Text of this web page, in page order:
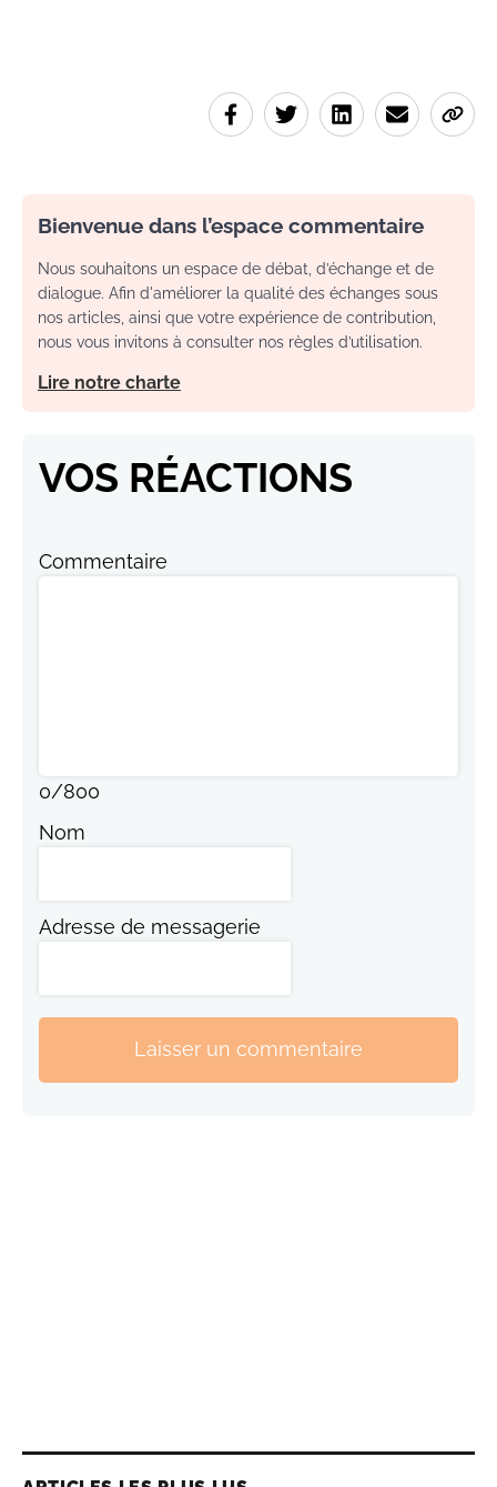
Bienvenue dans l’espace commentaire
Nous souhaitons un espace de débat, d’échange et de
dialogue. Afin d'améliorer la qualité des échanges sous
nos articles, ainsi que votre expérience de contribution,
nous vous invitons à consulter nos règles d’utilisation.
Lire notre charte
VOS RÉACTIONS
Commentaire
0/800
Nom
Adresse de messagerie
Laisser un commentaire